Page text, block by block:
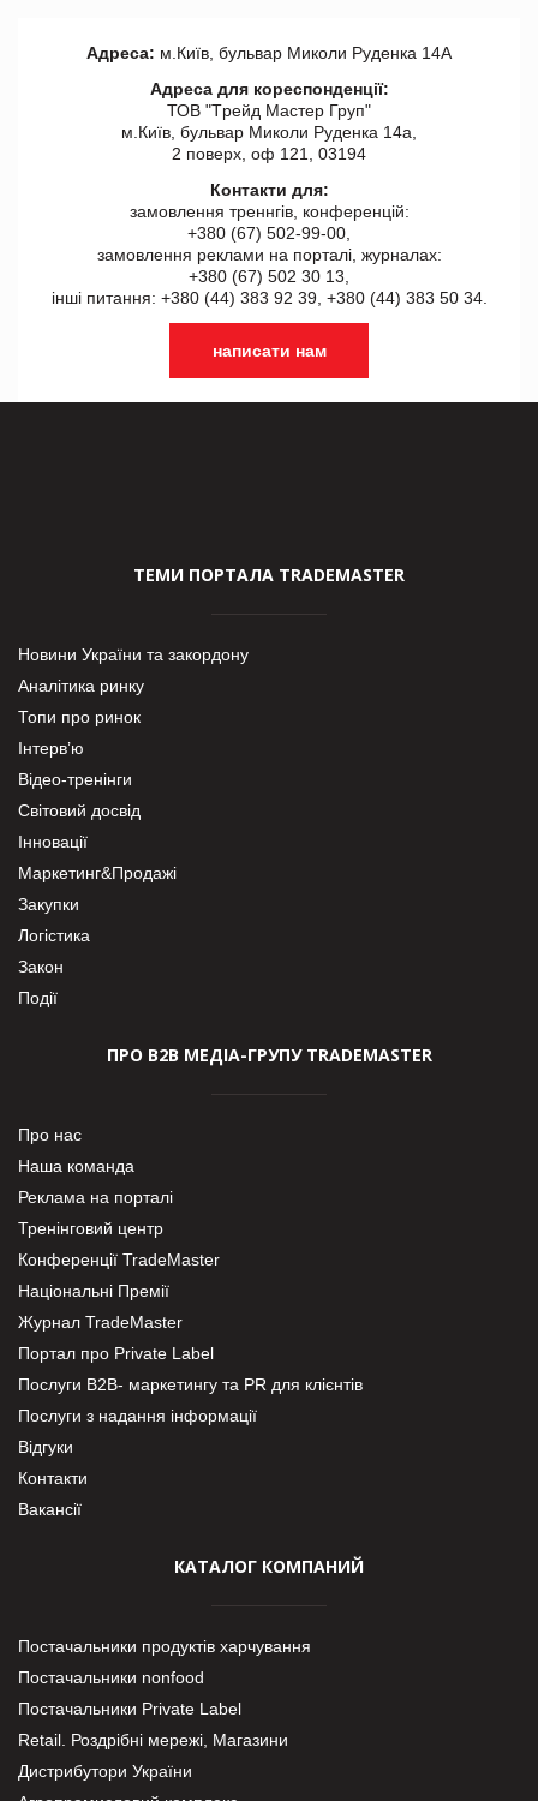
Адреса: м.Київ, бульвар Миколи Руденка 14А
Адреса для кореспонденції:
ТОВ "Tрейд Мастер Груп"
м.Київ, бульвар Миколи Руденка 14а,
2 поверх, оф 121, 03194
Контакти для:
замовлення треннгів, конференцій:
+380 (67) 502-99-00,
замовлення реклами на порталі, журналах:
+380 (67) 502 30 13,
інші питання: +380 (44) 383 92 39, +380 (44) 383 50 34.
написати нам
ТЕМИ ПОРТАЛА TRADEMASTER
Новини України та закордону
Аналітика ринку
Топи про ринок
Інтерв’ю
Відео-тренінги
Світовий досвід
Інновації
Маркетинг&Продажі
Закупки
Логістика
Закон
Події
ПРО В2В МЕДІА-ГРУПУ TRADEMASTER
Про нас
Наша команда
Реклама на порталі
Тренінговий центр
Конференції TradeMaster
Національні Премії
Журнал TradeMaster
Портал про Private Label
Послуги В2В- маркетингу та PR для клієнтів
Послуги з надання інформації
Відгуки
Контакти
Вакансії
КАТАЛОГ КОМПАНИЙ
Постачальники продуктів харчування
Постачальники nonfood
Постачальники Private Label
Retail. Роздрібні мережі, Магазини
Дистрибутори України